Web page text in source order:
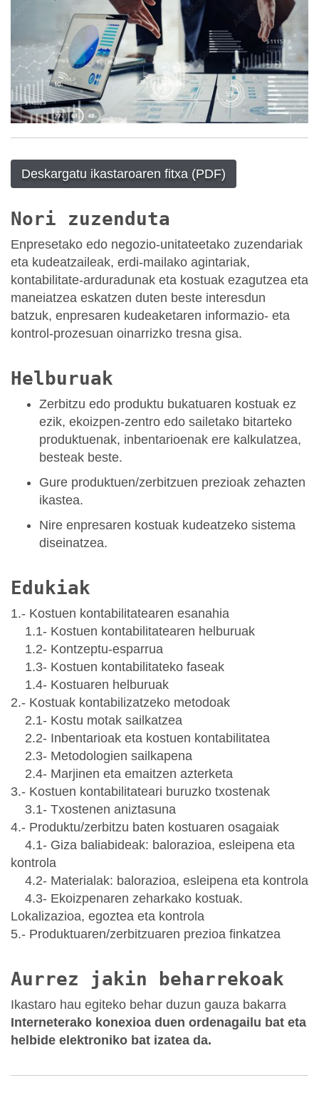
Deskargatu ikastaroaren fitxa (PDF)
Nori zuzenduta
Enpresetako edo negozio-unitateetako zuzendariak
eta kudeatzaileak, erdi-mailako agintariak,
kontabilitate-arduradunak eta kostuak ezagutzea eta
maneiatzea eskatzen duten beste interesdun
batzuk, enpresaren kudeaketaren informazio- eta
kontrol-prozesuan oinarrizko tresna gisa.
Helburuak
Zerbitzu edo produktu bukatuaren kostuak ez
ezik, ekoizpen-zentro edo sailetako bitarteko
produktuenak, inbentarioenak ere kalkulatzea,
besteak beste.
Gure produktuen/zerbitzuen prezioak zehazten
ikastea.
Nire enpresaren kostuak kudeatzeko sistema
diseinatzea.
Edukiak
1.- Kostuen kontabilitatearen esanahia
1.1- Kostuen kontabilitatearen helburuak
1.2- Kontzeptu-esparrua
1.3- Kostuen kontabilitateko faseak
1.4- Kostuaren helburuak
2.- Kostuak kontabilizatzeko metodoak
2.1- Kostu motak sailkatzea
2.2- Inbentarioak eta kostuen kontabilitatea
2.3- Metodologien sailkapena
2.4- Marjinen eta emaitzen azterketa
3.- Kostuen kontabilitateari buruzko txostenak
3.1- Txostenen aniztasuna
4.- Produktu/zerbitzu baten kostuaren osagaiak
4.1- Giza baliabideak: balorazioa, esleipena eta
kontrola
4.2- Materialak: balorazioa, esleipena eta kontrola
4.3- Ekoizpenaren zeharkako kostuak.
Lokalizazioa, egoztea eta kontrola
5.- Produktuaren/zerbitzuaren prezioa finkatzea
Aurrez jakin beharrekoak
Ikastaro hau egiteko behar duzun gauza bakarra
Interneterako konexioa duen ordenagailu bat eta
helbide elektroniko bat izatea da.